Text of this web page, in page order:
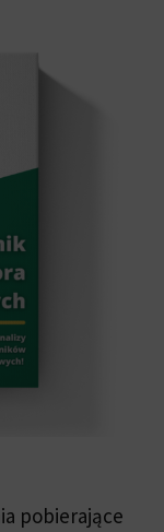
pobierające